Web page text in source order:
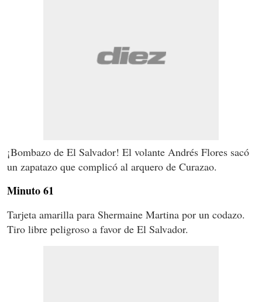
¡Bombazo de El Salvador! El volante Andrés Flores sacó
un zapatazo que complicó al arquero de Curazao.
Minuto 61
Tarjeta amarilla para Shermaine Martina por un codazo.
Tiro libre peligroso a favor de El Salvador.